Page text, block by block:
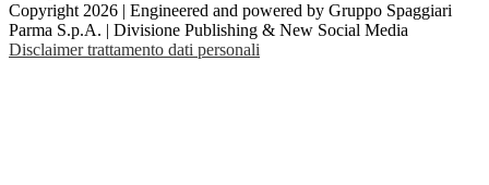
Copyright 2026 | Engineered and powered by Gruppo Spaggiari
Parma S.p.A. | Divisione Publishing & New Social Media
Disclaimer trattamento dati personali